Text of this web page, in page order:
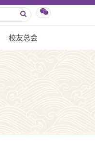
校友总会